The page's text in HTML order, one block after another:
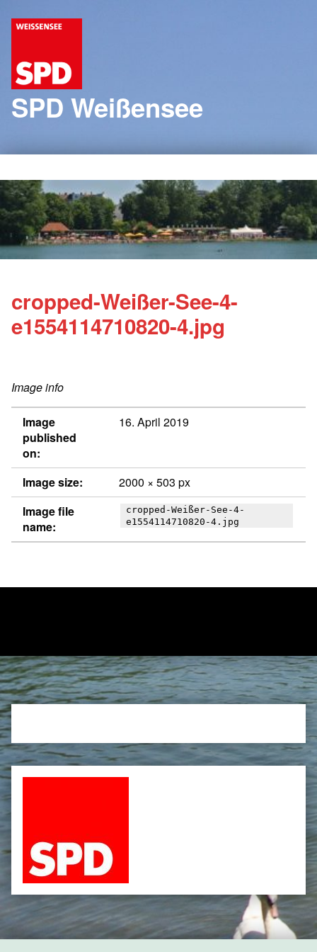
SPD Weißensee
cropped-Weißer-See-4-
e1554114710820-4.jpg
Image info
Image
published
on:
16. April 2019
Image size:
2000 × 503 px
Image file
name:
cropped-Weißer-See-4-
e1554114710820-4.jpg
Post navigation